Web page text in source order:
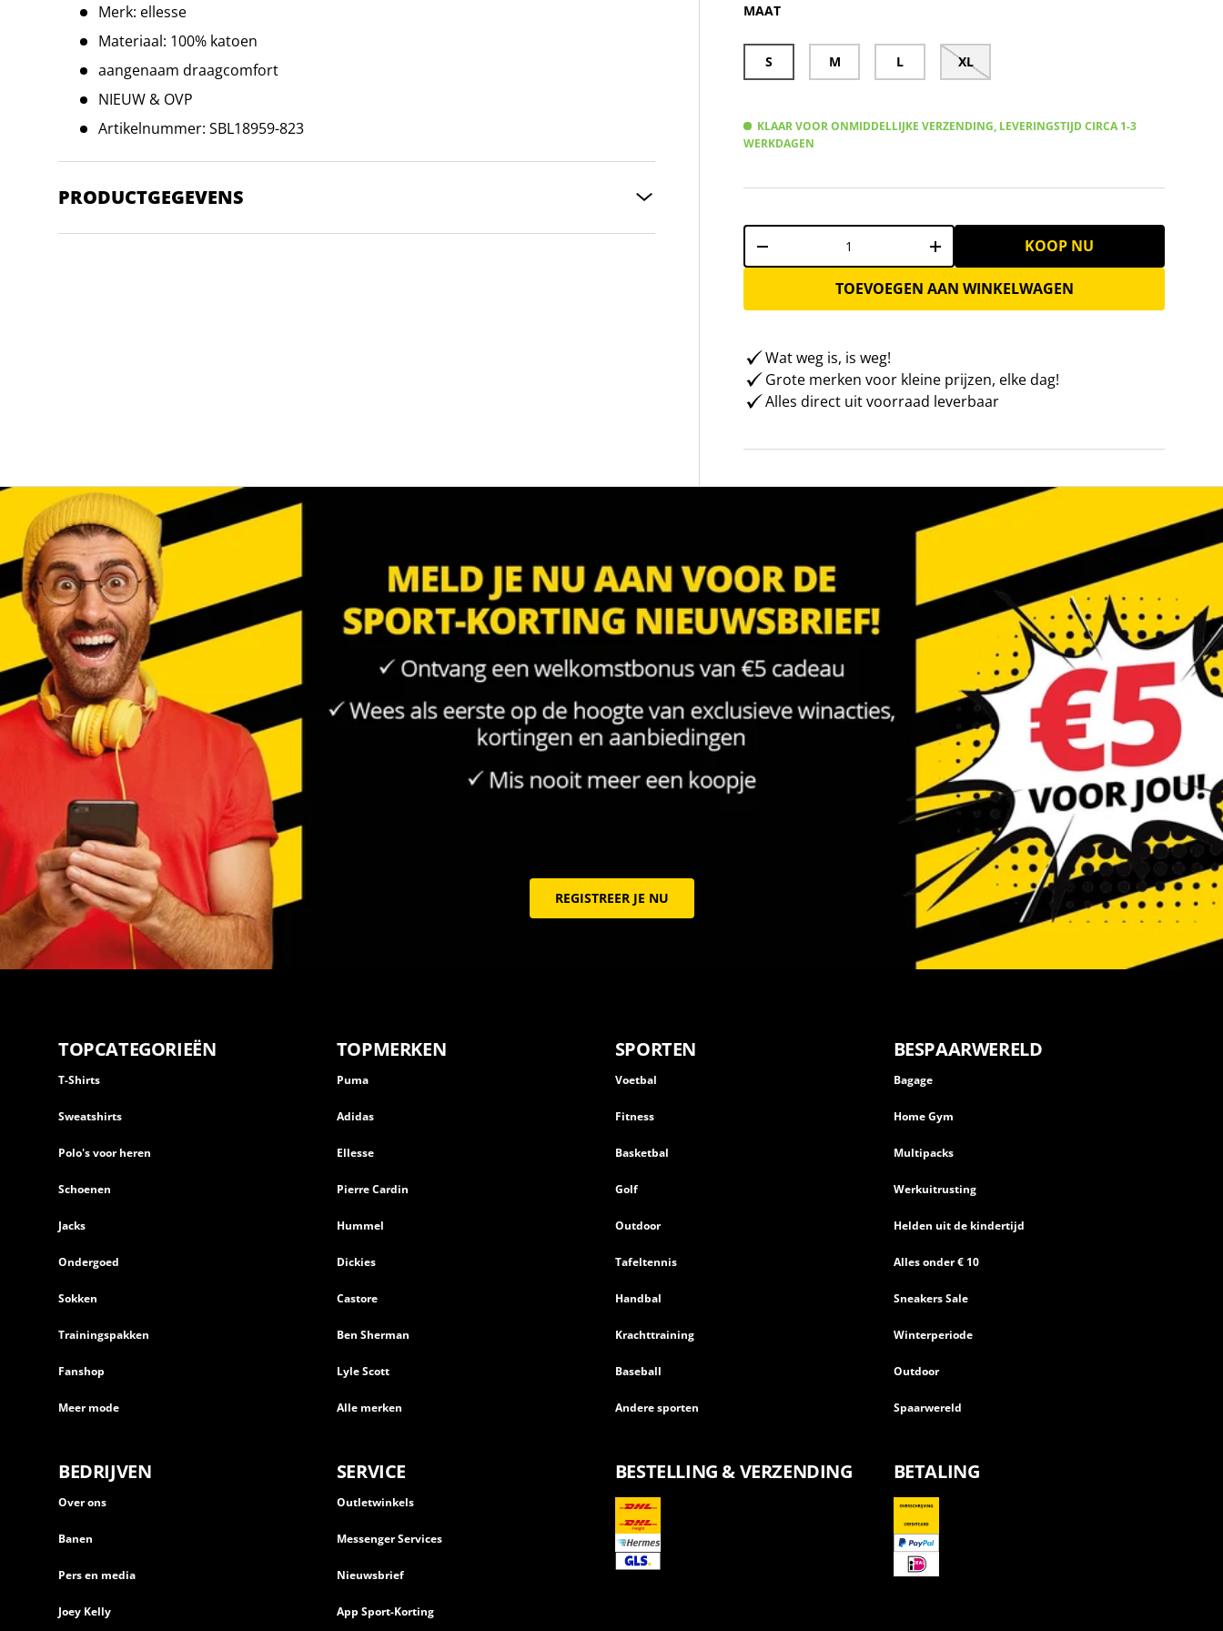
Merk: ellesse
Materiaal: 100% katoen
aangenaam draagcomfort
NIEUW & OVP
Artikelnummer: SBL18959-823
PRODUCTGEGEVENS
MAAT
S M L XL
KLAAR VOOR ONMIDDELLIJKE VERZENDING, LEVERINGSTIJD CIRCA 1-3
WERKDAGEN
Aantal
- + KOOP NU
TOEVOEGEN AAN WINKELWAGEN
Wat weg is, is weg!
Grote merken voor kleine prijzen, elke dag!
Alles direct uit voorraad leverbaar
REGISTREER JE NU
TOPCATEGORIEËN
T-Shirts
Sweatshirts
Polo's voor heren
Schoenen
Jacks
Ondergoed
Sokken
Trainingspakken
Fanshop
Meer mode
TOPMERKEN
Puma
Adidas
Ellesse
Pierre Cardin
Hummel
Dickies
Castore
Ben Sherman
Lyle Scott
Alle merken
SPORTEN
Voetbal
Fitness
Basketbal
Golf
Outdoor
Tafeltennis
Handbal
Krachttraining
Baseball
Andere sporten
BESPAARWERELD
Bagage
Home Gym
Multipacks
Werkuitrusting
Helden uit de kindertijd
Alles onder € 10
Sneakers Sale
Winterperiode
Outdoor
Spaarwereld
BEDRIJVEN
Over ons
Banen
Pers en media
Joey Kelly
SERVICE
Outletwinkels
Messenger Services
Nieuwsbrief
App Sport-Korting
BESTELLING & VERZENDING BETALING